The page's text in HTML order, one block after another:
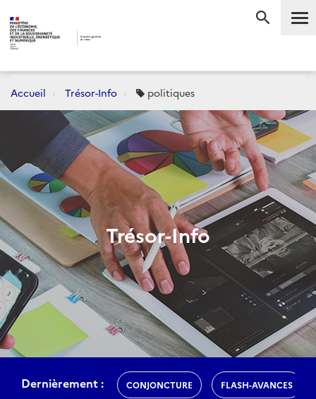
Accueil Trésor-Info politiques
Trésor-Info
Dernièrement : CONJONCTURE FLASH-AVANCES